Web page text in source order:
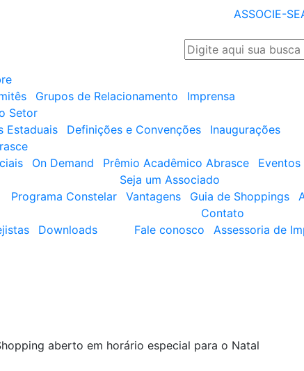
ASSOCIE-SE
Grupos de Relacionamento
Imprensa
Setor
Estaduais Definições e Convenções
Inaugurações
On Demand Prêmio Acadêmico Abrasce
Eventos
Seja um Associado
Programa Constelar
Vantagens Guia de Shoppings
Downloads
Contato
Fale conosco
Assessoria de
aberto em horário especial para o Natal